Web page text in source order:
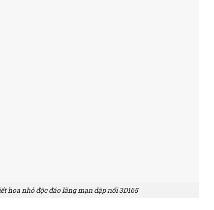
hoa nhỏ độc đáo lãng mạn dập nổi 3D165